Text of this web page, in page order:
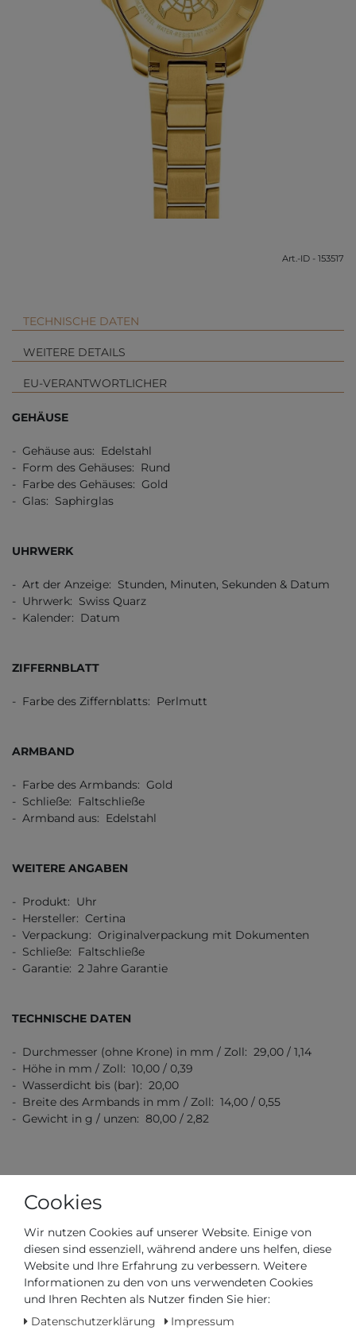
Art.-ID - 153517
TECHNISCHE DATEN
WEITERE DETAILS
EU-VERANTWORTLICHER
GEHÄUSE
- Gehäuse aus: Edelstahl
- Form des Gehäuses: Rund
- Farbe des Gehäuses: Gold
- Glas: Saphirglas
UHRWERK
- Art der Anzeige: Stunden, Minuten, Sekunden & Datum
- Uhrwerk: Swiss Quarz
- Kalender: Datum
ZIFFERNBLATT
- Farbe des Ziffernblatts: Perlmutt
ARMBAND
- Farbe des Armbands: Gold
- Schließe: Faltschließe
- Armband aus: Edelstahl
WEITERE ANGABEN
- Produkt: Uhr
- Hersteller: Certina
- Verpackung: Originalverpackung mit Dokumenten
- Schließe: Faltschließe
- Garantie: 2 Jahre Garantie
TECHNISCHE DATEN
- Durchmesser (ohne Krone) in mm / Zoll: 29,00 / 1,14
- Höhe in mm / Zoll: 10,00 / 0,39
- Wasserdicht bis (bar): 20,00
- Breite des Armbands in mm / Zoll: 14,00 / 0,55
- Gewicht in g / unzen: 80,00 / 2,82
ArtikelnummerC032.951.33.111.00
615,00 €*
Inhalt1Stück
Cookies
Wir nutzen Cookies auf unserer Website. Einige von
diesen sind essenziell, während andere uns helfen, diese
Website und Ihre Erfahrung zu verbessern. Weitere
Informationen zu den von uns verwendeten Cookies
und Ihren Rechten als Nutzer finden Sie hier:
Datenschutzerklärung
Impressum